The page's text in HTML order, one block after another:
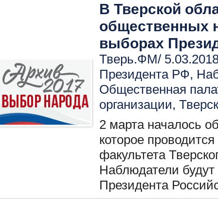
В Тверской
общественных
выборах
Тверь.ФМ/
Президента РФ,
Общественная
организации,
2 марта началось
которое
факультета
Наблюдатели
Президента